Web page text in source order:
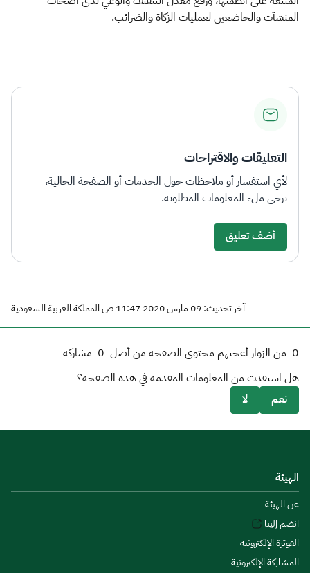
المنشآت والخاضعين لعمليات الزكاة والضرائب.
التعليقات والاقتراحات
لأي استفسار أو ملاحظات حول الخدمات أو الصفحة الحالية،
يرجى ملء المعلومات المطلوبة.
أضف تعليق
آخر تحديث: 09 مارس 2020 11:47 ص المملكة العربية السعودية
0 من الزوار أعجبهم محتوى الصفحة من أصل 0 مشاركة
هل استفدت من المعلومات المقدمة في هذه الصفحة؟
نعم
لا
الهيئة
عن الهيئة
انضم إلينا
الفوترة الإلكترونية
المشاركة الإلكترونية